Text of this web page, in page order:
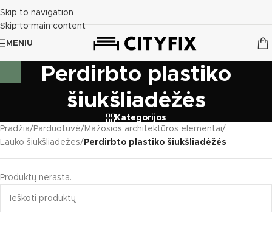
Skip to navigation
Skip to main content
MENIU
Perdirbto plastiko
šiukšliadėžės
Kategorijos
Pradžia/ Parduotuvė/ Mažosios architektūros elementai/
Lauko šiukšliadėžės/ Perdirbto plastiko šiukšliadėžės
Produktų nerasta.